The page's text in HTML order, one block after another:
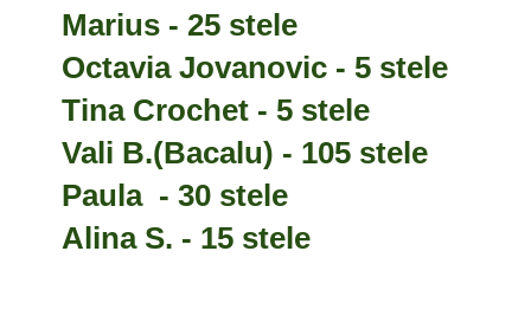
Marius - 25 stele
Octavia Jovanovic - 5 stele
Tina Crochet - 5 stele
Vali B.(Bacalu) - 105 stele
Paula - 30 stele
Alina S. - 15 stele